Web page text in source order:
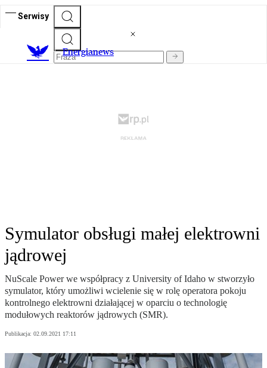
Serwisy
Energianews
Symulator obsługi małej elektrowni
jądrowej
NuScale Power we współpracy z University of Idaho w stworzyło
symulator, który umożliwi wcielenie się w rolę operatora pokoju
kontrolnego elektrowni działającej w oparciu o technologię
modułowych reaktorów jądrowych (SMR).
Publikacja: 02.09.2021 17:11